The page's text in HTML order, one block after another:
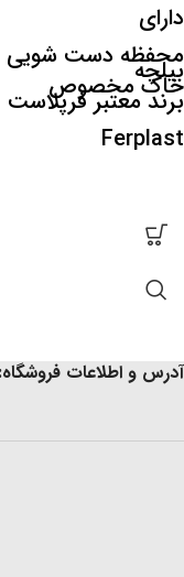
دارای
محفظه دست شویی
بیلچه
خاک مخصوص
برند معتبر فرپلاست
Ferplast
آدرس و اطلاعات فروشگاه: